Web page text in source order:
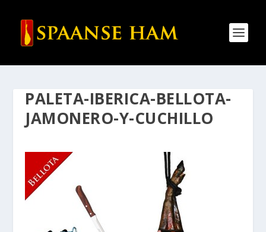
PALETA-IBERICA-BELLOTA-
JAMONERO-Y-CUCHILLO